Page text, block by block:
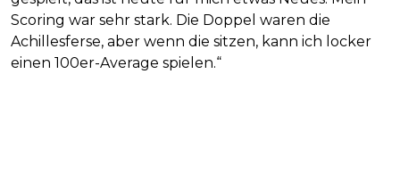
Scoring war sehr stark. Die Doppel waren die
Achillesferse, aber wenn die sitzen, kann ich locker
einen 100er-Average spielen.“